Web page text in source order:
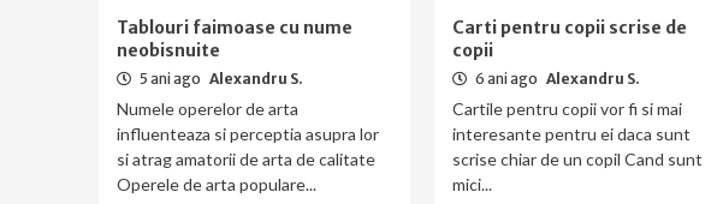
Tablouri faimoase cu nume
neobisnuite
5 ani ago Alexandru S.
Numele operelor de arta
influenteaza si perceptia asupra lor
si atrag amatorii de arta de calitate
Operele de arta populare...
Carti pentru copii scrise de
copii
6 ani ago Alexandru S.
Cartile pentru copii vor fi si mai
interesante pentru ei daca sunt
scrise chiar de un copil Cand sunt
mici...